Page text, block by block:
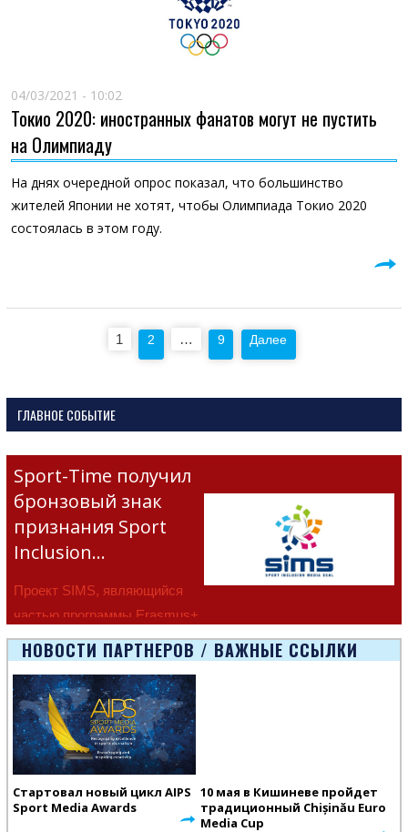
04/03/2021 - 10:02
Токио 2020: иностранных фанатов могут не пустить
на Олимпиаду
На днях очередной опрос показал, что большинство
жителей Японии не хотят, чтобы Олимпиада Токио 2020
состоялась в этом году.
1 2 … 9 Далее
ГЛАВНОЕ СОБЫТИЕ
Sport-Time получил
бронзовый знак
признания Sport
Inclusion…
Проект SIMS, являющийся
частью программы Erasmus+
Европейско
НОВОСТИ ПАРТНЕРОВ / ВАЖНЫЕ ССЫЛКИ
Стартовал новый цикл AIPS
Sport Media Awards
10 мая в Кишиневе пройдет
традиционный Chișinău Euro
Media Cup